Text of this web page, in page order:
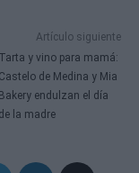
Artículo siguiente
Tarta y vino para mamá:
Castelo de Medina y Mia
Bakery endulzan el día
de la madre